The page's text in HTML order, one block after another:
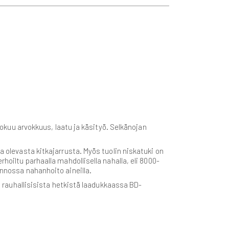
arvokkuus, laatu ja käsityö. Selkänojan
olevasta kitkajarrusta. Myös tuolin niskatuki on
parhaalla mahdollisella nahalla, eli 8000-
nahanhoito aineilla.
hetkistä laadukkaassa BD-